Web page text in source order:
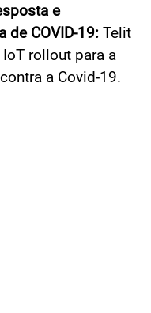
e
de COVID-19: Telit
rollout para a
a Covid-19.